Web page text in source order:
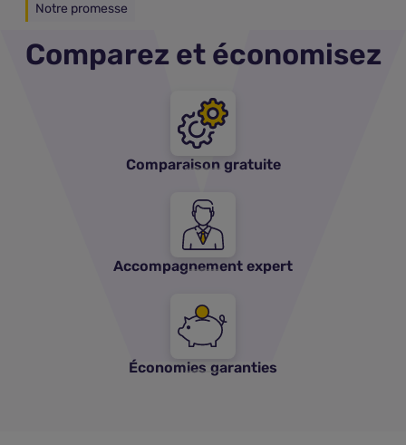
Notre promesse
Comparez et économisez
Comparaison gratuite
Accompagnement expert
Économies garanties